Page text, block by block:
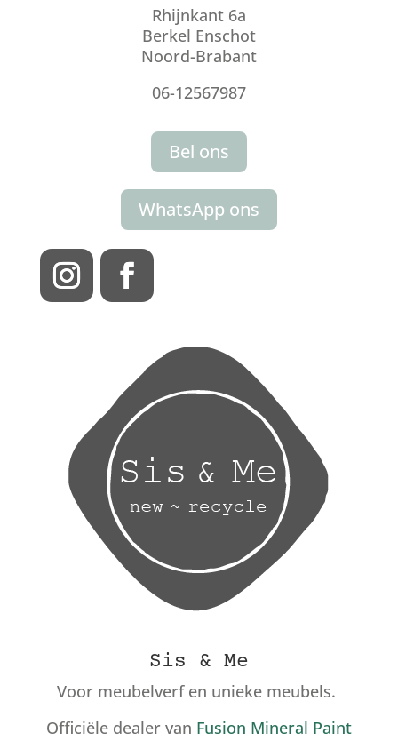
Rhijnkant 6a
Berkel Enschot
Noord-Brabant
06-12567987
Bel ons
WhatsApp ons
Sis & Me
Voor meubelverf en unieke meubels.
Officiële dealer van Fusion Mineral Paint